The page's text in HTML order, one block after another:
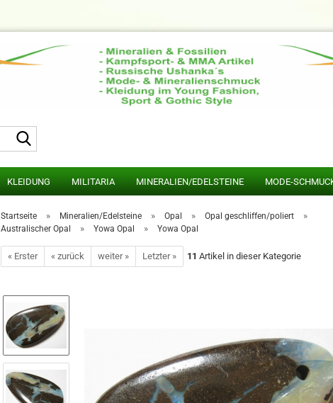
KLEIDUNG MILITARIA MINERALIEN/EDELSTEINE MODE-
Startseite » Mineralien/Edelsteine » Opal » Opal geschliffen/poliert »
Australischer Opal » Yowa Opal » Yowa Opal
« Erster « zurück weiter » Letzter » 11 Artikel in dieser Kategorie